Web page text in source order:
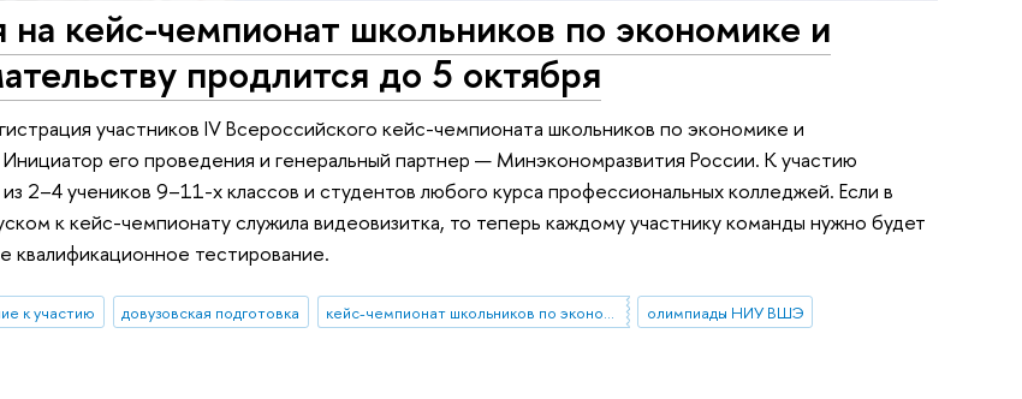
на кейс-чемпионат школьников по экономике и
продлится до 5 октября
участников IV Всероссийского кейс-чемпионата школьников по экономике и
его проведения и генеральный партнер — Минэкономразвития России. К участию
2–4 учеников 9–11-х классов и студентов любого курса профессиональных колледжей. Если в
к кейс-чемпионату служила видеовизитка, то теперь каждому участнику команды нужно будет
квалификационное тестирование.
к участию довузовская подготовка
олимпиады НИУ ВШЭ